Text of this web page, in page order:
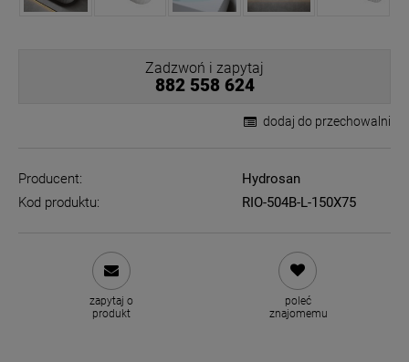
Zadzwoń i zapytaj
882 558 624
dodaj do przechowalni
Producent:
Hydrosan
Kod produktu:
RIO-504B-L-150X75
zapytaj o
produkt
poleć
znajomemu